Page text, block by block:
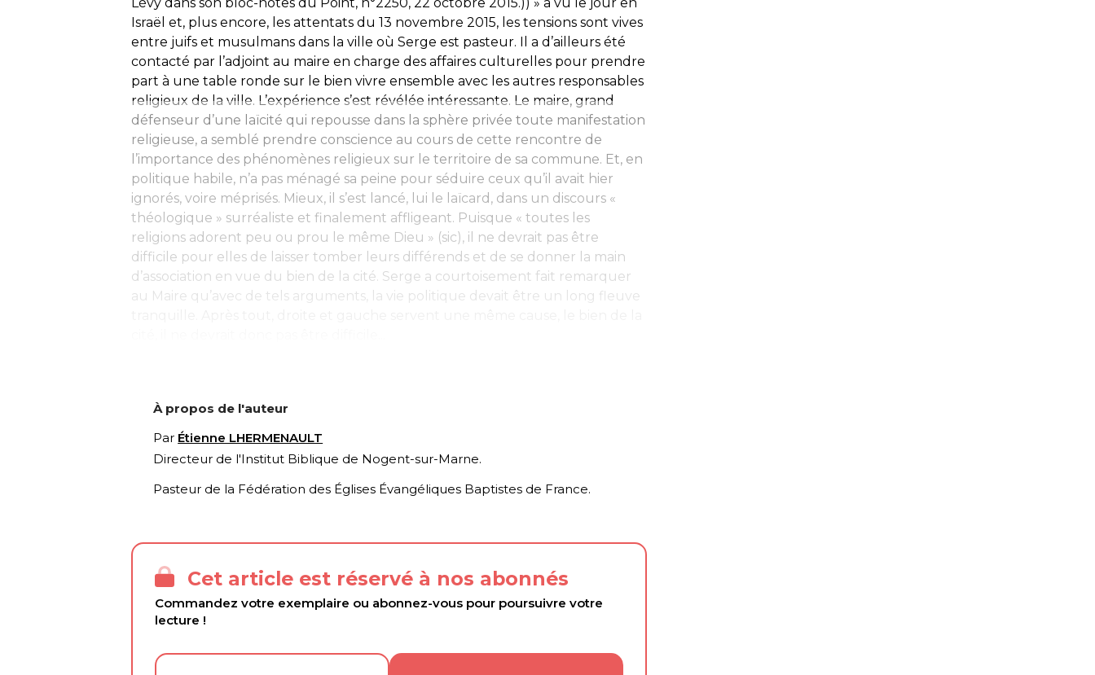
Israël et, plus encore, les attentats du 13 novembre 2015, les tensions sont vives
entre juifs et musulmans dans la ville où Serge est pasteur. Il a d’ailleurs été
contacté par l’adjoint au maire en charge des affaires culturelles pour prendre
part à une table ronde sur le bien vivre ensemble avec les autres responsables
religieux de la ville. L’expérience s’est révélée intéressante. Le maire, grand
défenseur d’une laïcité qui repousse dans la sphère privée toute manifestation
religieuse, a semblé prendre conscience au cours de cette rencontre de
l’importance des phénomènes religieux sur le territoire de sa commune. Et, en
politique habile, n’a pas ménagé sa peine pour séduire ceux qu’il avait hier
ignorés, voire méprisés. Mieux, il s’est lancé, lui le laïcard, dans un discours «
théologique » surréaliste et finalement affligeant. Puisque « toutes les
religions adorent peu ou prou le même Dieu » (sic), il ne devrait pas être
difficile pour elles de laisser tomber leurs différends et de se donner la main
d’association en vue du bien de la cité. Serge a courtoisement fait remarquer
au Maire qu’avec de tels arguments, la vie politique devait être un long fleuve
À propos de l'auteur
Par Étienne LHERMENAULT
Directeur de l'Institut Biblique de Nogent-sur-Marne.
Pasteur de la Fédération des Églises Évangéliques Baptistes de France.
Cet article est réservé à nos abonnés
Commandez votre exemplaire ou abonnez-vous pour poursuivre votre
lecture !